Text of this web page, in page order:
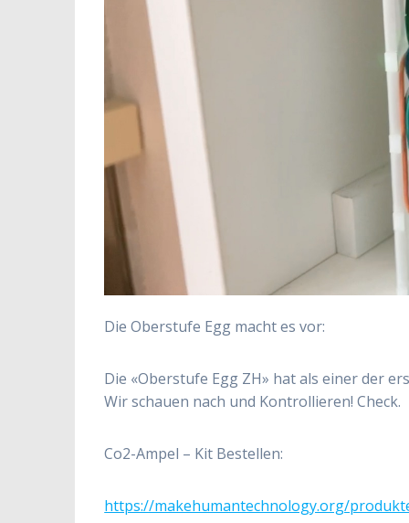
Die Oberstufe Egg macht es vor:
Die «Oberstufe Egg ZH» hat als einer der
Wir schauen nach und Kontrollieren! Check.
Co2-Ampel – Kit Bestellen:
https://makehumantechnology.org/